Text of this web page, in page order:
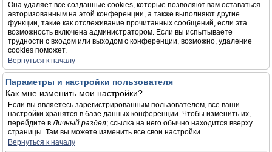
Она удаляет все созданные cookies, которые позволяют вам оставаться
авторизованным на этой конференции, а также выполняют другие
функции, такие как отслеживание прочитанных сообщений, если эта
возможность включена администратором. Если вы испытываете
трудности с входом или выходом с конференции, возможно, удаление
cookies поможет.
Вернуться к началу
Параметры и настройки пользователя
Как мне изменить мои настройки?
Если вы являетесь зарегистрированным пользователем, все ваши
настройки хранятся в базе данных конференции. Чтобы изменить их,
перейдите вЛичный раздел; ссылка на него обычно находится вверху
страницы. Там вы можете изменить все свои настройки.
Вернуться к началу